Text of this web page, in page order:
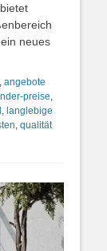
neues
angebote
preise
langlebige
qualität